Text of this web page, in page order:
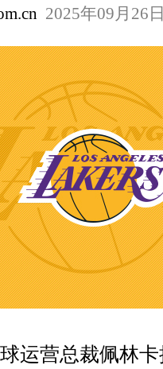
2025年09月26
营总裁佩林卡